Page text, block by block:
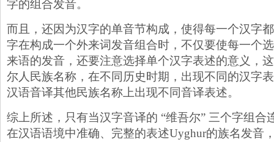
字的组合发音。
而且，还因为汉字的单音节构成，使得每一个汉字
字在构成一个外来词发音组合时，不仅要使每一个
来语的发音，还要注意选择单个汉字表述的意义，
尔人民族名称，在不同历史时期，出现不同的汉字
汉语音译其他民族名称上出现不同音译表述。
综上所述，只有当汉字音译的 “维吾尔” 三个字组合
在汉语语境中准确、完整的表述Uyghur的族名发音